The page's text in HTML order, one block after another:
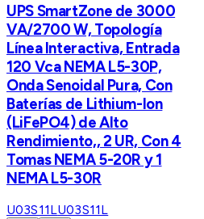
UPS SmartZone de 3000
VA/2700 W, Topología
Línea Interactiva, Entrada
120 Vca NEMA L5-30P,
Onda Senoidal Pura, Con
Baterías de Lithium-Ion
(LiFePO4) de Alto
Rendimiento,, 2 UR, Con 4
Tomas NEMA 5-20R y 1
NEMA L5-30R
U03S11LU03S11L